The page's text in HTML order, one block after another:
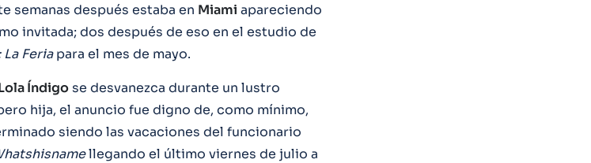
semanas después estaba en Miami apareciendo
invitada; dos después de eso en el estudio de
La Feriapara el mes de mayo.
Índigose desvanezca durante un lustro
hija, el anuncio fue digno de, como mínimo,
siendo las vacaciones del funcionario
llegando el último viernes de julio a